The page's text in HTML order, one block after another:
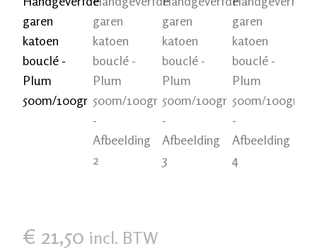
€ 21,50 incl. BTW